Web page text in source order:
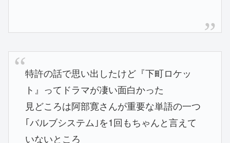
特許の話で思い出したけど『下町ロケッ
ト』ってドラマが凄い面白かった
見どころは阿部寛さんが重要な単語の一つ
｢バルブシステム｣を1回もちゃんと言えて
いないところ